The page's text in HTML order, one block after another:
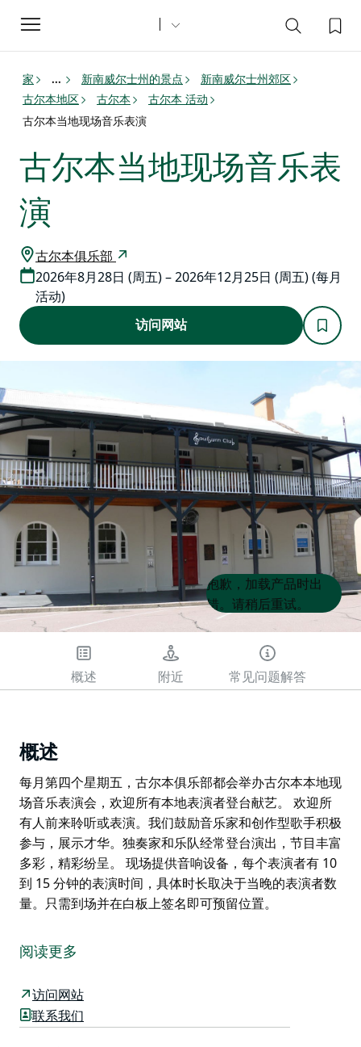
Toggle
navigation
家 ... 新南威尔士州的景点
新南威尔士州郊区
古尔本地区
古尔本
古尔本 活动
古尔本当地现场音乐表演
古尔本当地现场音乐表
演
古尔本俱乐部
2026年8月28日 (周五) – 2026年12月25日 (周五) (每月
活动)
访问网站
Product
List
Product
List
抱歉，加载产品时出
错。请稍后重试。
概述 附近 常见问题解答
概述
每月第四个星期五，古尔本俱乐部都会举办古尔本本地现
场音乐表演会，欢迎所有本地表演者登台献艺。 欢迎所
有人前来聆听或表演。我们鼓励音乐家和创作型歌手积极
参与，展示才华。独奏家和乐队经常登台演出，节目丰富
多彩，精彩纷呈。 现场提供音响设备，每个表演者有 10
到 15 分钟的表演时间，具体时长取决于当晚的表演者数
量。只需到场并在白板上签名即可预留位置。
场音乐表演会，欢迎所有本地表演者登台献艺。
手积极参与，展示才华。独奏家和乐队经常登台演出，节
目丰富多彩，精彩纷呈。
阅读更多
访问网站
联系我们